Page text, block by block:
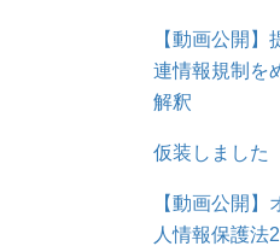
【動画公開
連情報規制を
解釈
仮装しました
【動画公開
人情報保護法